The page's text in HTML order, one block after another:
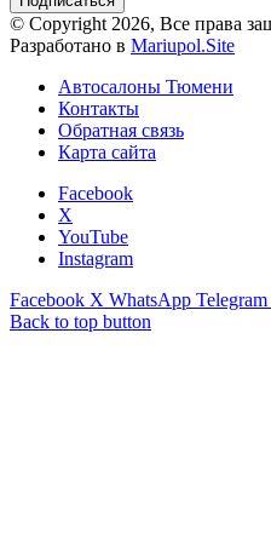
© Copyright 2026, Все права
Разработано в Mariupol.Site
Автосалоны Тюмени
Контакты
Обратная связь
Карта сайта
Facebook
X
YouTube
Instagram
Facebook X WhatsApp Telegram
Back to top button